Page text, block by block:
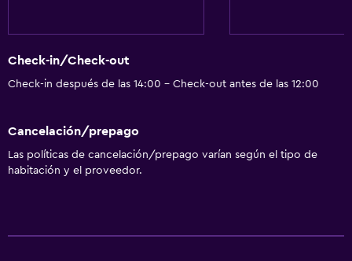
Check-in/Check-out
Check-in después de las 14:00 - Check-out antes de las 12:00
Cancelación/prepago
Las políticas de cancelación/prepago varían según el tipo de
habitación y el proveedor.